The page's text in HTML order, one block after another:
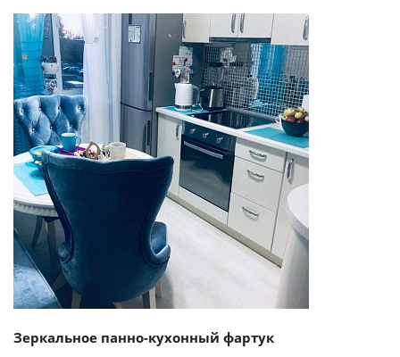
Смотреть проект
Зеркальное панно-кухонный фартук